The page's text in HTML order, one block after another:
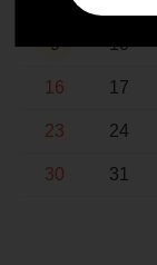
9 10
16 17
23 24
30 31